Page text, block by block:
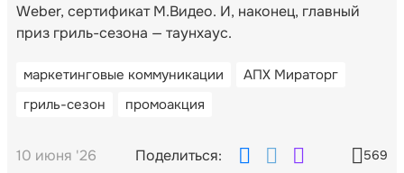
Weber, сертификат М.Видео. И, наконец, главный
приз гриль-сезона — таунхаус.
маркетинговые коммуникации
АПХ Мираторг
гриль-сезон
промоакция
10 июня '26 Поделиться: 569